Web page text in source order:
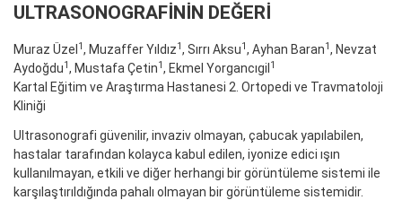
ULTRASONOGRAFİNİN DEĞERİ
Muraz Üzel 1, Muzaffer Yıldız1, Sırrı Aksu1, Ayhan Baran1, Nevzat
Aydoğdu1, Mustafa Çetin1, Ekmel Yorgancıgil 1
Kartal Eğitim ve Araştırma Hastanesi 2. Ortopedi ve Travmatoloji
Kliniği
Ultrasonografi güvenilir, invaziv olmayan, çabucak yapılabilen,
hastalar tarafından kolayca kabul edilen, iyonize edici ışın
kullanılmayan, etkili ve diğer herhangi bir görüntüleme sistemi ile
karşılaştırıldığında pahalı olmayan bir görüntüleme sistemidir.